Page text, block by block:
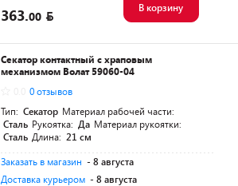
363.00
В корзину
Секатор контактный с храповым
механизмом Волат 59060-04
0 отзывов
Тип: Секатор Материал рабочей части:
Сталь Рукоятка: Да Материал рукоятки:
Сталь Длина: 21 см
Заказать в магазин - 8 августа
Доставка курьером - 8 августа